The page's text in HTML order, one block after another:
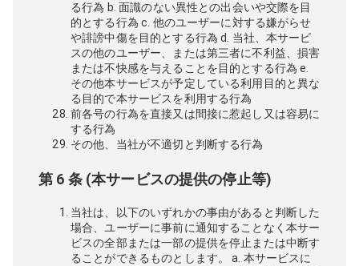
る行為 b. 面識のない異性との出会いや交際を目
的とする行為 c. 他のユーザーに対する嫌がらせ
や誹謗中傷を目的とする行為 d. 当社、本サービ
スの他のユーザー、または第三者に不利益、損害
または不快感を与えることを目的とする行為 e.
その他本サービスが予定している利用目的と異な
る目的で本サービスを利用する行為
前各号の行為を直接又は間接に惹起し又は容易に
する行為
その他、当社が不適切と判断する行為
第 6 条 (本サービスの提供の停止等)
当社は、以下のいずれかの事由があると判断した
場合、ユーザーに事前に通知することなく本サー
ビスの全部または一部の提供を停止または中断す
ることができるものとします。 a. 本サービスに